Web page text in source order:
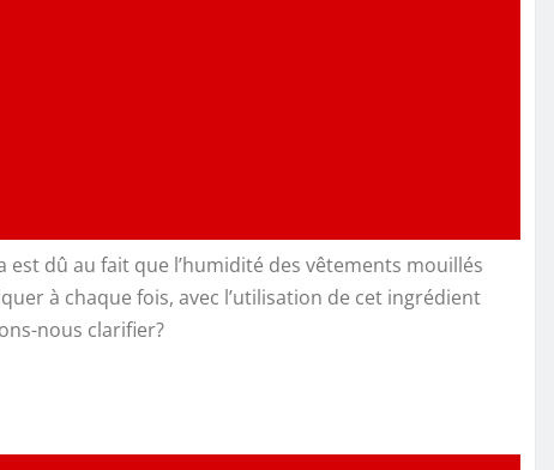
dû au fait que l’humidité des vêtements mouillés
à chaque fois, avec l’utilisation de cet ingrédient
nous clarifier?